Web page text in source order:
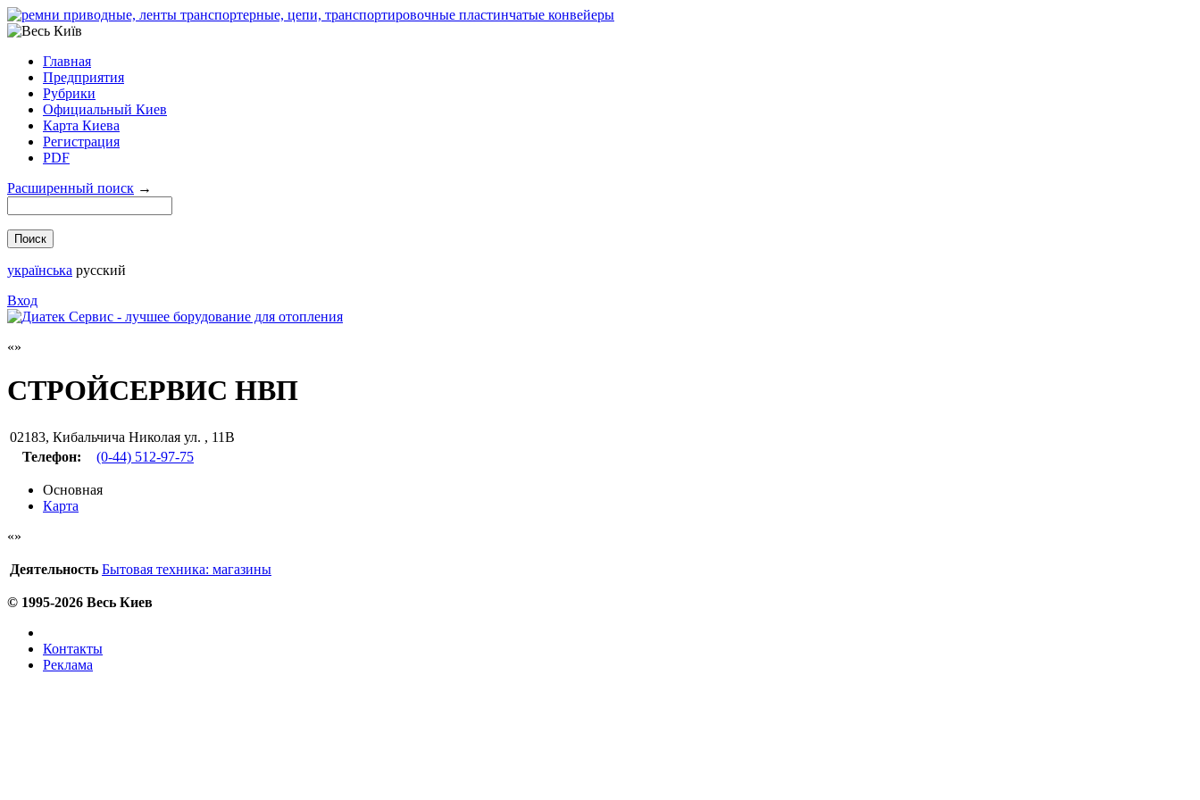
Главная
Предприятия
Рубрики
Официальный Киев
Карта Киева
Регистрация
PDF
Расширенный поиск →
українська русский
Вход
СТРОЙСЕРВИС НВП
02183, Кибальчича Николая ул. , 11В
Телефон:
(0-44) 512-97-75
Основная
Карта
Деятельность Бытовая техника: магазины
© 1995-2026 Весь Киев
Контакты
Реклама